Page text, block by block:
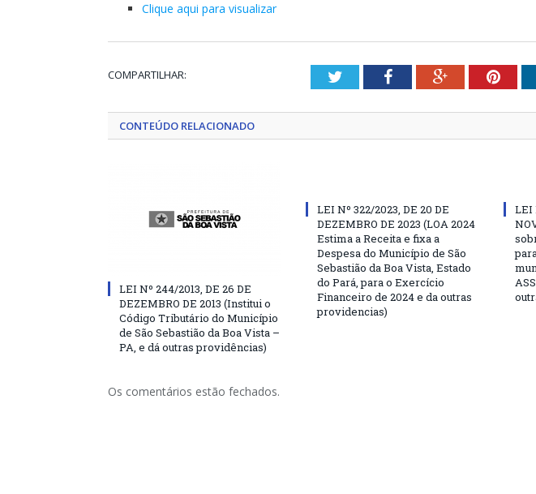
Clique aqui para visualizar
COMPARTILHAR: TwitterFacebookGoogle+
CONTEÚDO RELACIONADO
LEI Nº 244/2013, DE 26 DE
DEZEMBRO DE 2013 (Institui o
Código Tributário do Município
de São Sebastião da Boa Vista –
PA, e dá outras providências)
LEI Nº 322/2023, DE 20 DE
DEZEMBRO DE 2023 (LOA 2024
Estima a Receita e fixa a
Despesa do Município de São
Sebastião da Boa Vista, Estado
do Pará, para o Exercício
Financeiro de 2024 e da outras
providencias)
LEI
Os comentários estão fechados.